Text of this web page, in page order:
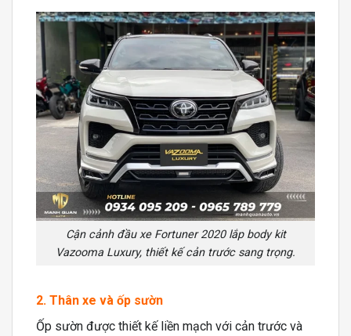
Cận cảnh đầu xe Fortuner 2020 lắp body kit
Vazooma Luxury, thiết kế cản trước sang trọng.
2. Thân xe và ốp sườn
Ốp sườn được thiết kế liền mạch với cản trước và